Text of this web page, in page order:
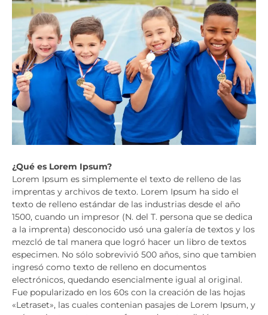
¿Qué es Lorem Ipsum?
Lorem Ipsum es simplemente el texto de relleno de las
imprentas y archivos de texto. Lorem Ipsum ha sido el
texto de relleno estándar de las industrias desde el año
1500, cuando un impresor (N. del T. persona que se dedica
a la imprenta) desconocido usó una galería de textos y los
mezcló de tal manera que logró hacer un libro de textos
especimen. No sólo sobrevivió 500 años, sino que tambien
ingresó como texto de relleno en documentos
electrónicos, quedando esencialmente igual al original.
Fue popularizado en los 60s con la creación de las hojas
«Letraset», las cuales contenian pasajes de Lorem Ipsum, y